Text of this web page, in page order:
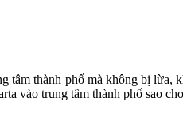
tâm thành phố mà không bị
vào trung tâm thành phố sao